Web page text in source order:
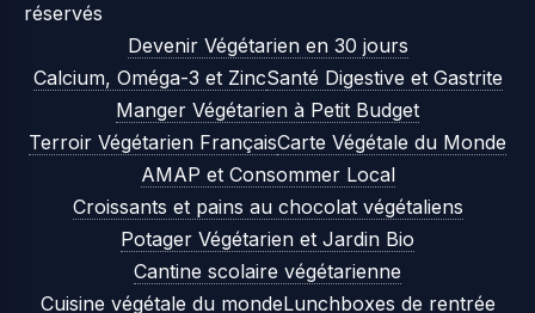
réservés
Devenir Végétarien en 30 jours
Calcium, Oméga-3 et ZincSanté Digestive et Gastrite
Manger Végétarien à Petit Budget
Terroir Végétarien FrançaisCarte Végétale du Monde
AMAP et Consommer Local
Croissants et pains au chocolat végétaliens
Potager Végétarien et Jardin Bio
Cantine scolaire végétarienne
Cuisine végétale du mondeLunchboxes de rentrée